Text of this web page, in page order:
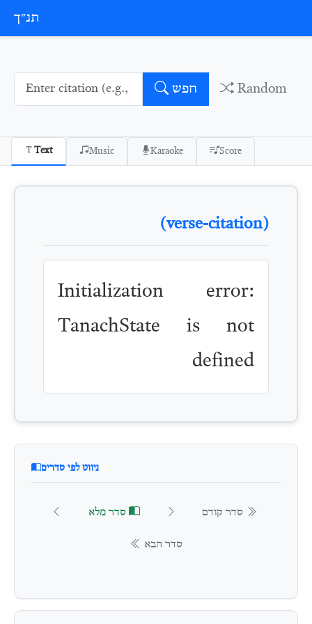
תנ״ך
חפש Random
Text Music Karaoke Score
(verse-citation)
Initialization error:
TanachState is not
defined
ניווט לפי סדרים
סדר קודם סדר מלא
סדר הבא